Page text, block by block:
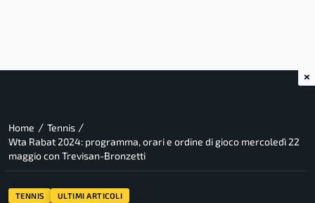
Home / Tennis /
Wta Rabat 2024: programma, orari e ordine di gioco mercoledì 22
maggio con Trevisan-Bronzetti
TENNIS ULTIMI ARTICOLI
×